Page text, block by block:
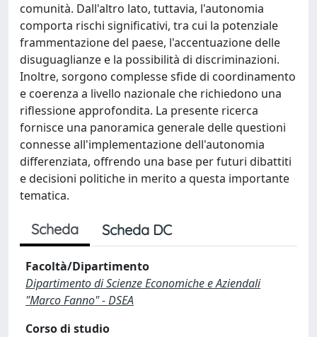
comunità. Dall'altro lato, tuttavia, l'autonomia
comporta rischi significativi, tra cui la potenziale
frammentazione del paese, l'accentuazione delle
disuguaglianze e la possibilità di discriminazioni.
Inoltre, sorgono complesse sfide di coordinamento
e coerenza a livello nazionale che richiedono una
riflessione approfondita. La presente ricerca
fornisce una panoramica generale delle questioni
connesse all'implementazione dell'autonomia
differenziata, offrendo una base per futuri dibattiti
e decisioni politiche in merito a questa importante
tematica.
Scheda Scheda DC
Facoltà/Dipartimento
Dipartimento di Scienze Economiche e Aziendali
"Marco Fanno" - DSEA
Corso di studio